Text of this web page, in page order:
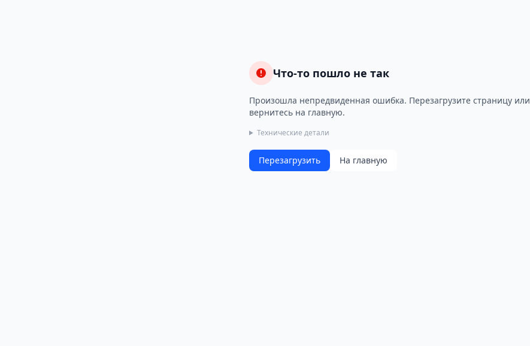
Что-то пошло не так
Произошла непредвиденная ошибка. Перезагрузите страницу или
вернитесь на главную.
Технические детали
Перезагрузить На главную